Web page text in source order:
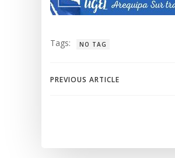
Tags: NO TAG
Navegación
entradas
PREVIOUS ARTICLE